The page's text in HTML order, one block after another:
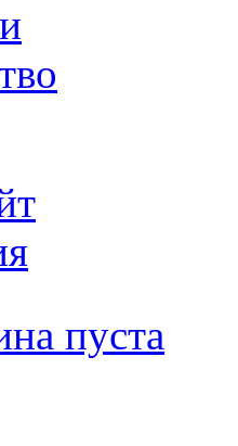
пуста